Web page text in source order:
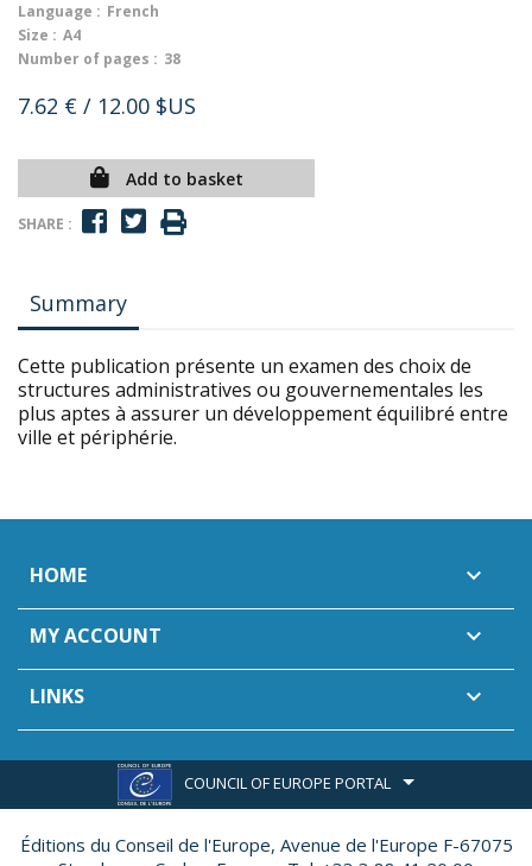
Language : French
Size : A4
Number of pages : 38
7.62 € / 12.00 $US
Add to basket
SHARE :
Summary
Cette publication présente un examen des choix de
structures administratives ou gouvernementales les
plus aptes à assurer un développement équilibré entre
ville et périphérie.
HOME 
MY ACCOUNT 
LINKS 
COUNCIL OF EUROPE PORTAL
Éditions du Conseil de l'Europe, Avenue de l'Europe F-67075